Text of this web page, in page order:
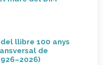
llibre 100 anys
de